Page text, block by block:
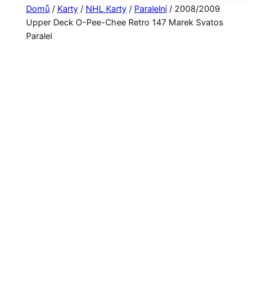
Domů/ Karty/ NHL Karty/ Paralelní/ 2008/2009
Upper Deck O-Pee-Chee Retro 147 Marek Svatos
Paralel